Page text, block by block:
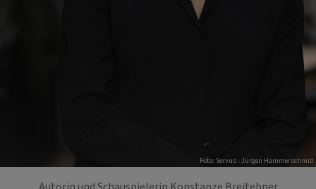
Foto: Servus - Jürgen Hammerschmid